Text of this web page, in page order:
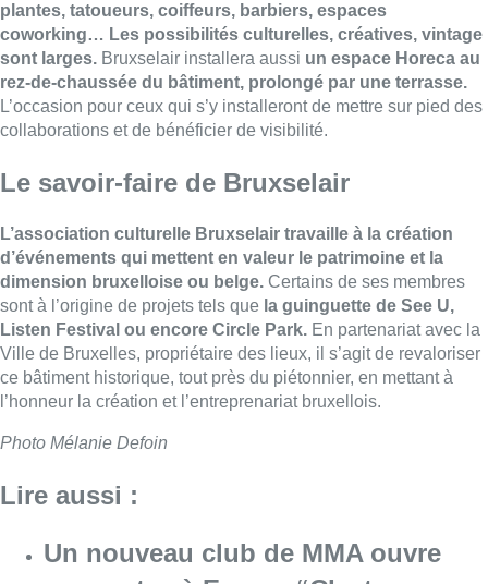
plantes, tatoueurs, coiffeurs, barbiers, espaces
coworking… Les possibilités culturelles, créatives, vintage
sont larges. Bruxselair installera aussi un espace Horeca au
rez-de-chaussée du bâtiment, prolongé par une terrasse.
L’occasion pour ceux qui s’y installeront de mettre sur pied des
collaborations et de bénéficier de visibilité.
Le savoir-faire de Bruxselair
L’association culturelle Bruxselair travaille à la création
d’événements qui mettent en valeur le patrimoine et la
dimension bruxelloise ou belge. Certains de ses membres
sont à l’origine de projets tels que la guinguette de See U,
Listen Festival ou encore Circle Park. En partenariat avec la
Ville de Bruxelles, propriétaire des lieux, il s’agit de revaloriser
ce bâtiment historique, tout près du piétonnier, en mettant à
l’honneur la création et l’entreprenariat bruxellois.
Photo Mélanie Defoin
Lire aussi :
Un nouveau club de MMA ouvre